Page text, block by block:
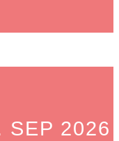
SEP 2026